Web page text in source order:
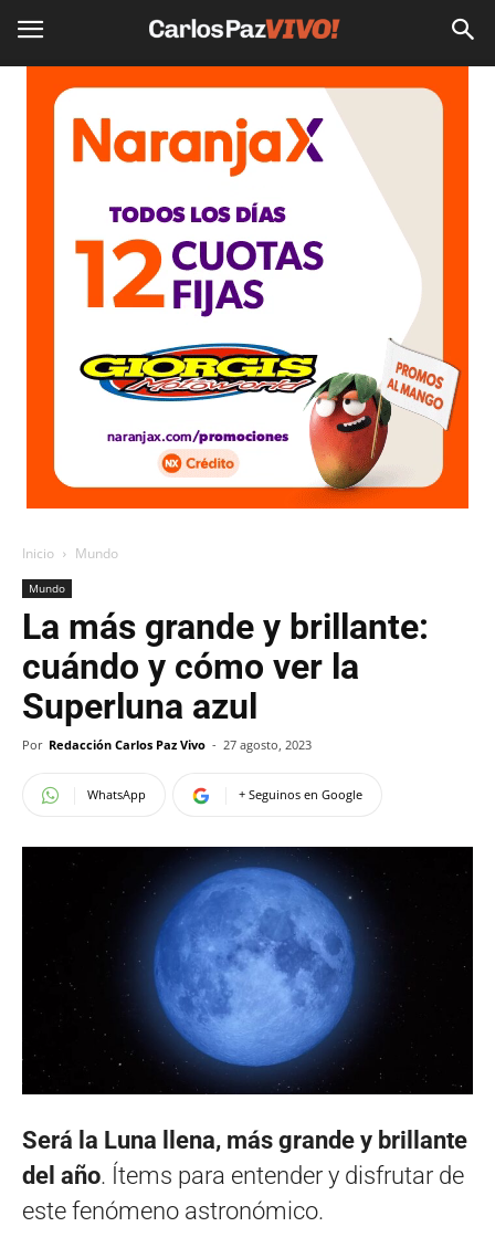
Inicio Mundo
Mundo
La más grande y brillante:
cuándo y cómo ver la
Superluna azul
Por Redacción Carlos Paz Vivo - 27 agosto, 2023
WhatsApp + Seguinos en Google
Será la Luna llena, más grande y brillante
del año. Ítems para entender y disfrutar de
este fenómeno astronómico.